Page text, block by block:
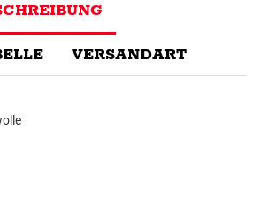
VERSANDART